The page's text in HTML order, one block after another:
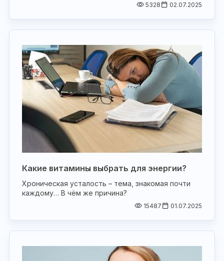
5328 02.07.2025
Какие витамины выбрать для энергии?
Хроническая усталость – тема, знакомая почти
каждому… В чём же причина?
15487 01.07.2025